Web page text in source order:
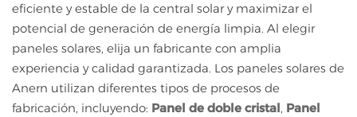
eficiente y estable de la central solar y maximizar el
potencial de generación de energía limpia. Al elegir
paneles solares, elija un fabricante con amplia
experiencia y calidad garantizada. Los paneles solares de
Anern utilizan diferentes tipos de procesos de
fabricación, incluyendo: Panel de doble cristal, Panel